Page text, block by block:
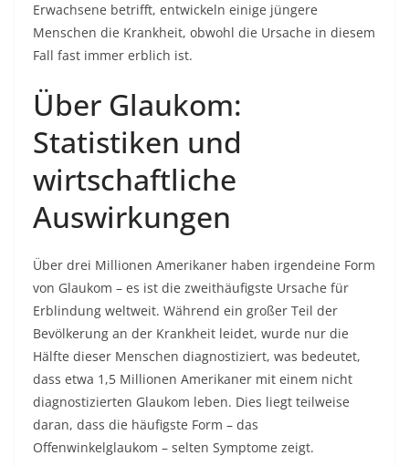
Erwachsene betrifft, entwickeln einige jüngere
Menschen die Krankheit, obwohl die Ursache in diesem
Fall fast immer erblich ist.
Über Glaukom:
Statistiken und
wirtschaftliche
Auswirkungen
Über drei Millionen Amerikaner haben irgendeine Form
von Glaukom – es ist die zweithäufigste Ursache für
Erblindung weltweit. Während ein großer Teil der
Bevölkerung an der Krankheit leidet, wurde nur die
Hälfte dieser Menschen diagnostiziert, was bedeutet,
dass etwa 1,5 Millionen Amerikaner mit einem nicht
diagnostizierten Glaukom leben. Dies liegt teilweise
daran, dass die häufigste Form – das
Offenwinkelglaukom – selten Symptome zeigt.